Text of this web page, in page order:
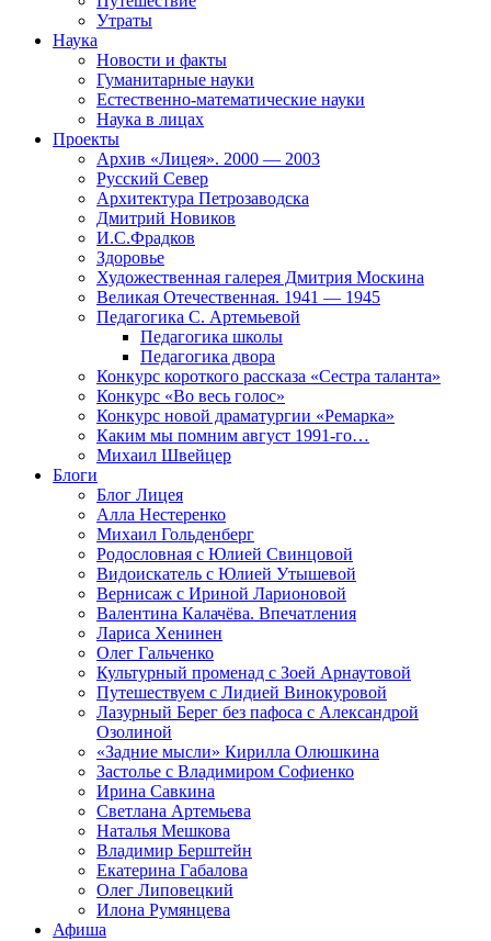
Утраты
Наука
Новости и факты
Гуманитарные науки
Естественно-математические науки
Наука в лицах
Проекты
Архив «Лицея». 2000 — 2003
Русский Север
Архитектура Петрозаводска
Дмитрий Новиков
И.С.Фрадков
Здоровье
Художественная галерея Дмитрия Москина
Великая Отечественная. 1941 — 1945
Педагогика С. Артемьевой
Педагогика школы
Педагогика двора
Конкурс короткого рассказа «Сестра таланта»
Конкурс «Во весь голос»
Конкурс новой драматургии «Ремарка»
Каким мы помним август 1991-го…
Михаил Швейцер
Блоги
Блог Лицея
Алла Нестеренко
Михаил Гольденберг
Родословная с Юлией Свинцовой
Видоискатель с Юлией Утышевой
Вернисаж с Ириной Ларионовой
Валентина Калачёва. Впечатления
Лариса Хенинен
Олег Гальченко
Культурный променад с Зоей Арнаутовой
Путешествуем с Лидией Винокуровой
Лазурный Берег без пафоса с Александрой
Озолиной
«Задние мысли» Кирилла Олюшкина
Застолье с Владимиром Софиенко
Ирина Савкина
Светлана Артемьева
Наталья Мешкова
Владимир Берштейн
Екатерина Габалова
Олег Липовецкий
Илона Румянцева
Афиша